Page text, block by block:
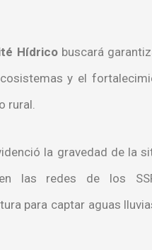
Hídricobuscará
y el
rural.
la gravedad de la
las redes de los
para captar aguas